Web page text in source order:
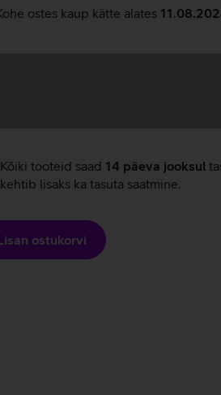
ostes kaup kätte alates
Kõiki tooteid saad 14 päeva jooksul
kehtib lisaks ka tasuta saatmine.
ostukorvi